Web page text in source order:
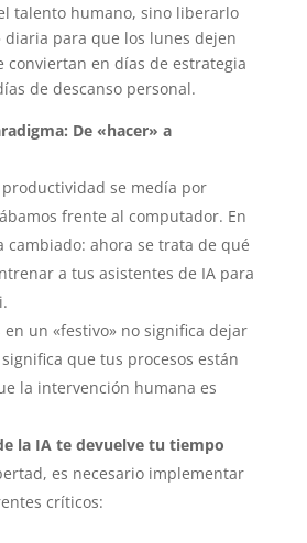
talento humano, sino liberarlo
para que los lunes dejen
conviertan en días de estrategia
de descanso personal.
De «hacer» a
se medía por
frente al computador. En
cambiado: ahora se trata de qué
a tus asistentes de IA para
un «festivo» no significa dejar
que tus procesos están
la intervención humana es
la IA te devuelve tu tiempo
es necesario implementar
críticos: